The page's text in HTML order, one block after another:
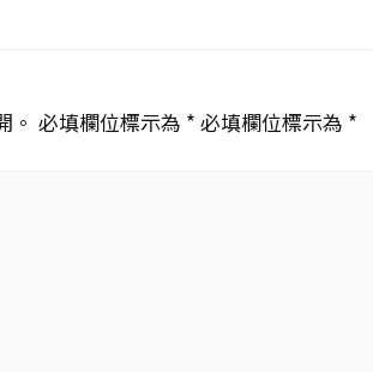
。 必填欄位標示為 * 必填欄位標示為 *